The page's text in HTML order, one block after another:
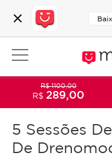
close
5 Sessões
De
R$ 1100,00
R$ 289,00